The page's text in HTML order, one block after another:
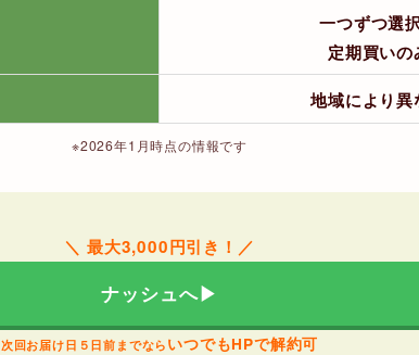
一つずつ選
定期買いの
地域により異
※2026年1月時点の情報です
＼ 最大3,000円引き！ ／
ナッシュへ▶︎
次回お届け日５日前までならいつでもHPで解約可